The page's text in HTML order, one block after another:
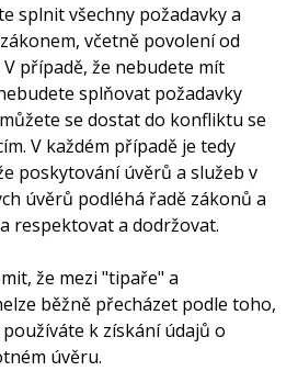
splnit všechny požadavky a
včetně povolení od
případě, že nebudete mít
splňovat požadavky
se dostat do konfliktu se
V každém případě je tedy
poskytování úvěrů a služeb v
úvěrů podléhá řadě zákonů a
respektovat a dodržovat.
že mezi "tipaře" a
běžně přecházet podle toho,
k získání údajů o
úvěru.